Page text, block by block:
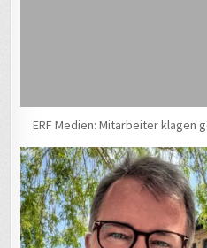
ERF Medien: Mitarbeiter klagen